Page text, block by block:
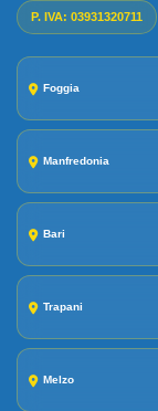
P. IVA: 03931320711
Foggia
Manfredonia
Bari
Trapani
Melzo